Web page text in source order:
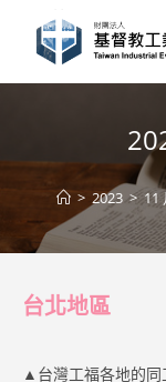
content
> 2023 > 11
台北地區
▲台灣工福各地的同